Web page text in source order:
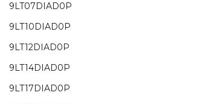
9LT07DIAD0P
9LT10DIAD0P
9LT12DIAD0P
9LT14DIAD0P
9LT17DIAD0P